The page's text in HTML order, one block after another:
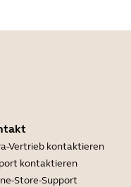
Vertrieb kontaktieren
kontaktieren
Store-Support